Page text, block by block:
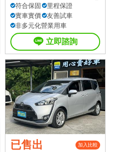
符合保固
里程保證
實車實價
友善試車
非多元化營業用車
立即諮詢
已售出 加入比較